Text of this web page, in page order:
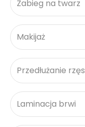
Zabieg na twarz
Makijaż
Przedłużanie rzęs
Laminacja brwi